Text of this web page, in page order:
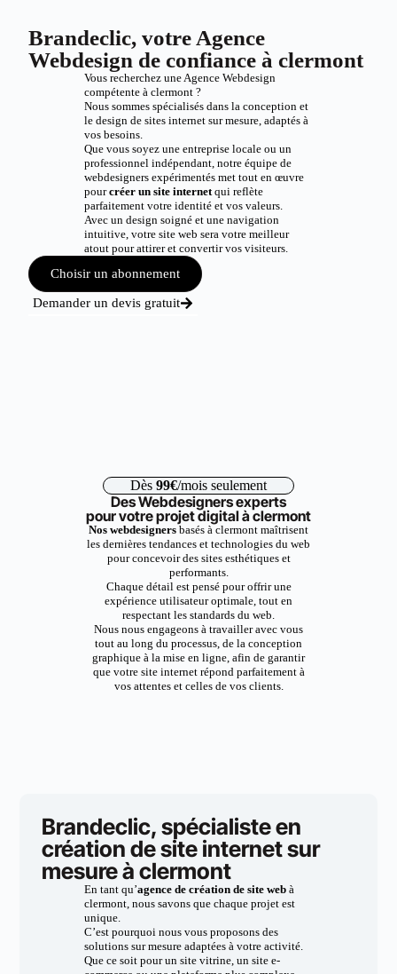
Brandeclic, votre Agence
Webdesign de confiance à clermont
Vous recherchez une Agence Webdesign
compétente à clermont ?
Nous sommes spécialisés dans la conception et
le design de sites internet sur mesure, adaptés à
vos besoins.
Que vous soyez une entreprise locale ou un
professionnel indépendant, notre équipe de
webdesigners expérimentés met tout en œuvre
pourcréer un site internetqui reflète
parfaitement votre identité et vos valeurs.
Avec un design soigné et une navigation
intuitive, votre site web sera votre meilleur
atout pour attirer et convertir vos visiteurs.
Choisir un abonnement
Demander un devis gratuit
Dès 99€/mois seulement
Des Webdesigners experts
pour votre projet digital à clermont
Nos webdesigners basés à clermont maîtrisent
les dernières tendances et technologies du web
pour concevoir des sites esthétiques et
performants.
Chaque détail est pensé pour offrir une
expérience utilisateur optimale, tout en
respectant les standards du web.
Nous nous engageons à travailler avec vous
tout au long du processus, de la conception
graphique à la mise en ligne, afin de garantir
que votre site internet répond parfaitement à
vos attentes et celles de vos clients.
Brandeclic, spécialiste en
création de site internet sur
mesure à clermont
En tant qu’agence de création de site webà
clermont, nous savons que chaque projet est
unique.
C’est pourquoi nous vous proposons des
solutions sur mesure adaptées à votre activité.
Que ce soit pour un site vitrine, un site e-